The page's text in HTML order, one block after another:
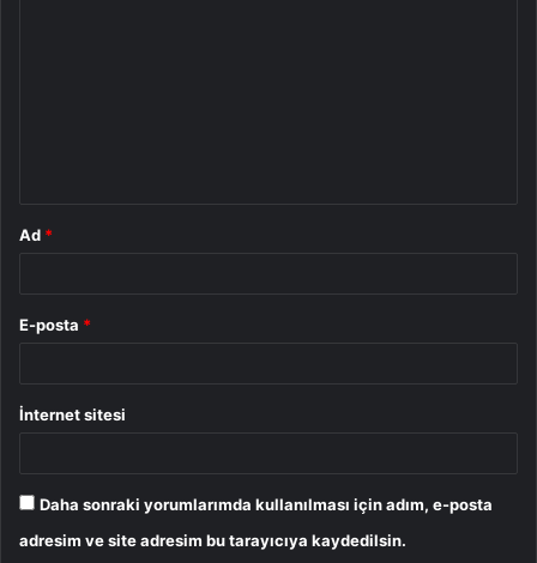
Ad *
E-posta *
İnternet sitesi
Daha sonraki yorumlarımda kullanılması için adım, e-posta
adresim ve site adresim bu tarayıcıya kaydedilsin.